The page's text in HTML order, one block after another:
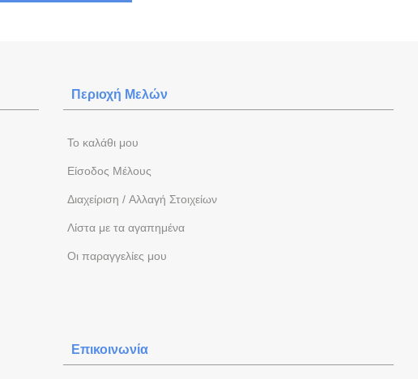
Περιοχή Mελών
To καλάθι μου
Eίσοδος Μέλους
Διαχείριση / Aλλαγή Στοιχείων
Λίστα με τα αγαπημένα
Oι παραγγελίες μου
Επικοινωνία